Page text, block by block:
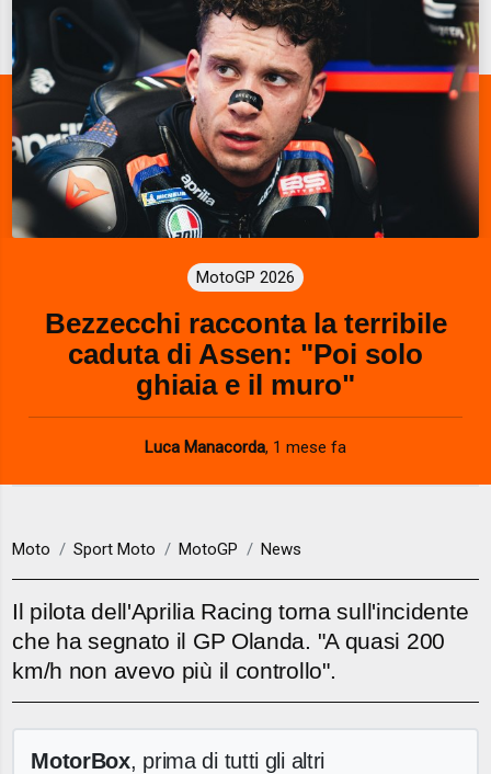
MotoGP 2026
Bezzecchi racconta la terribile
caduta di Assen: "Poi solo
ghiaia e il muro"
Luca Manacorda, 1 mese fa
Moto Sport Moto MotoGP News
Il pilota dell'Aprilia Racing torna sull'incidente
che ha segnato il GP Olanda. "A quasi 200
km/h non avevo più il controllo".
MotorBox, prima di tutti gli altri